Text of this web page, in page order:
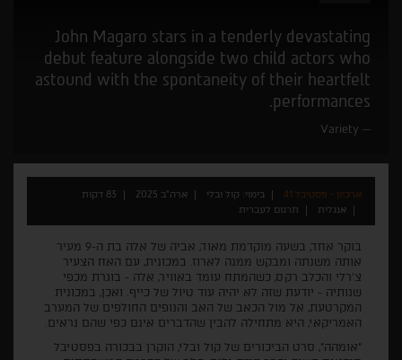
John Magaro stars in a tenderly devastating
debut feature alongside two child actors who
astound with the spontaneity of their heartfelt
performances.
Variety
ארכיון - פסטיבל 41 בימוי: קול ובלי ארה"ב 2025
83 דקות
אנגלית
תרגום לעברית
בוקר אחד, בשעה מוקדמת מאוד, אביה של אלה בת ה-9 מעיר
אותה משנתה ומבקש ממנה לארוז. במכונית, עם האח הצעיר
צ'רלי והכלב רקס, כשהמתח עומד באוויר, אלה - בוגרת מכפי
שנותיה - יודעת שזה לא יהיה עוד טיול של כייף. ואכן, במכונית
המקרטעת, אל מול הכאב של האב והנופים החולפים של המערב
האמריקאי, היא מתחילה להבין שהדברים אינם כפי שהם נראים.
"אומהה", סרט הביכורים של קול ובלי, הוקרן בבכורה בפסטיבל